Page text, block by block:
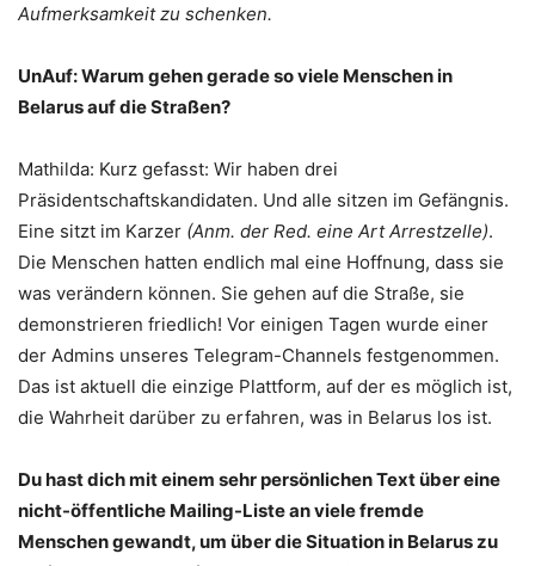
Aufmerksamkeit zu schenken.
UnAuf: Warum gehen gerade so viele Menschen in
Belarus auf die Straßen?
Mathilda: Kurz gefasst: Wir haben drei
Präsidentschaftskandidaten. Und alle sitzen im Gefängnis.
Eine sitzt im Karzer (Anm. der Red. eine Art Arrestzelle).
Die Menschen hatten endlich mal eine Hoffnung, dass sie
was verändern können. Sie gehen auf die Straße, sie
demonstrieren friedlich! Vor einigen Tagen wurde einer
der Admins unseres Telegram-Channels festgenommen.
Das ist aktuell die einzige Plattform, auf der es möglich ist,
die Wahrheit darüber zu erfahren, was in Belarus los ist.
Du hast dich mit einem sehr persönlichen Text über eine
nicht-öffentliche Mailing-Liste an viele fremde
Menschen gewandt, um über die Situation in Belarus zu